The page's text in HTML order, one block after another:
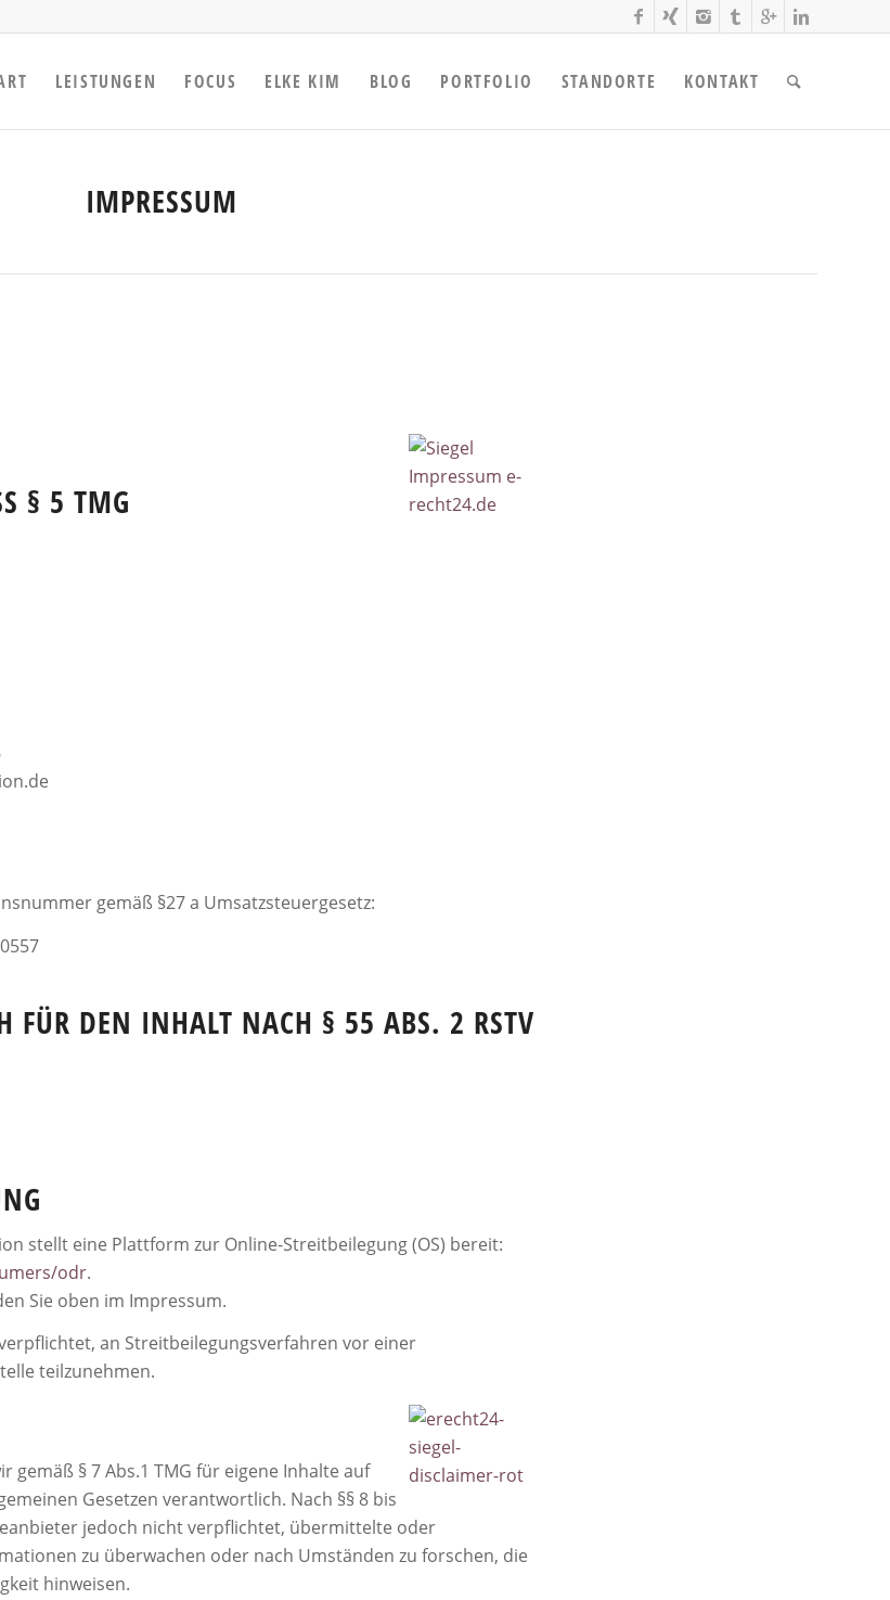
LEISTUNGEN FOCUS ELKE KIM BLOG PORTFOLIO STANDORTE KONTAKT
IMPRESSUM
§ 5 TMG
gemäß §27 a Umsatzsteuergesetz:
FÜR DEN INHALT NACH § 55 ABS. 2 RSTV
stellt eine Plattform zur Online-Streitbeilegung (OS) bereit:
odr.
Sie oben im Impressum.
an Streitbeilegungsverfahren vor einer
teilzunehmen.
gemäß § 7 Abs.1 TMG für eigene Inhalte auf
Gesetzen verantwortlich. Nach §§ 8 bis
jedoch nicht verpflichtet, übermittelte oder
zu überwachen oder nach Umständen zu forschen, die
hinweisen.